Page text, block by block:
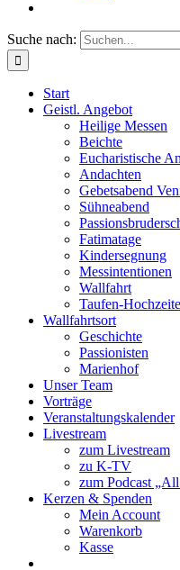
Suche nach:
Start
Geistl. Angebot
Heilige Messen
Beichte
Eucharistische
Andachten
Gebetsabend
Sühneabend
Fatimatage
Kindersegnung
Messintentionen
Wallfahrt
Taufen-
Wallfahrtsort
Geschichte
Passionisten
Marienhof
Unser Team
Vorträge
Veranstaltungskalender
Livestream
zum Livestream
zu K-TV
zum Podcast
Kerzen & Spenden
Mein Account
Warenkorb
Kasse